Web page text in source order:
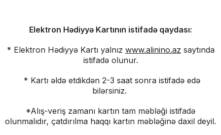
Elektron Hədiyyə Kartının istifadə qaydası:
* Elektron Hədiyyə Kartı yalnız www.alinino.az saytında
istifadə olunur.
* Kartı əldə etdikdən 2-3 saat sonra istifadə edə
bilərsiniz.
*Alış-veriş zamanı kartın tam məbləği istifadə
olunmalıdır, çatdırılma haqqı kartın məbləğinə daxil deyil.